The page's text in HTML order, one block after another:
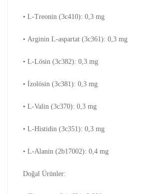
• L-Treonin (3c410): 0,3 mg
• Arginin L-aspartat (3c361): 0,3 mg
• L-Lösin (3c382): 0,3 mg
• İzolösin (3c381): 0,3 mg
• L-Valin (3c370): 0,3 mg
• L-Histidin (3c351): 0,3 mg
• L-Alanin (2b17002): 0,4 mg
Doğal Ürünler: